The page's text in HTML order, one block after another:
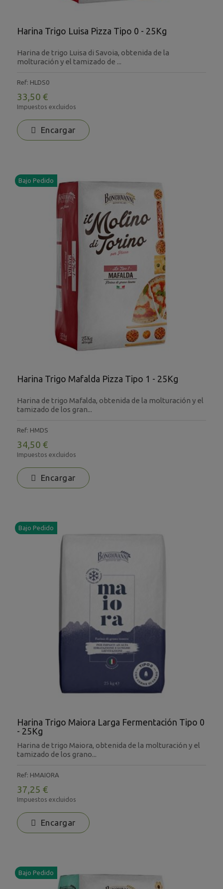
Harina Trigo Luisa Pizza Tipo 0 - 25Kg
Harina de trigo Luisa di Savoia, obtenida de la
molturación y el tamizado de ...
Ref: HLDS0
33,50 €
Impuestos excluidos
Encargar
Harina Trigo Mafalda Pizza Tipo 1 - 25Kg
Harina de trigo Mafalda, obtenida de la molturación y el
tamizado de los gran...
Ref: HMDS
34,50 €
Impuestos excluidos
Encargar
Bajo Pedido
Harina Trigo Maiora Larga Fermentación Tipo 0
- 25Kg
Harina de trigo Maiora, obtenida de la molturación y el
tamizado de los grano...
Ref: HMAIORA
37,25 €
Impuestos excluidos
Encargar
Bajo Pedido
Bajo Pedido